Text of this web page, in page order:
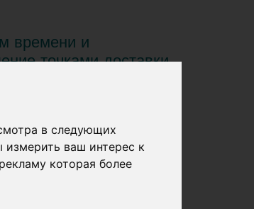
в следующих
измерить ваш интерес к
которая более
времени и
точками доставки